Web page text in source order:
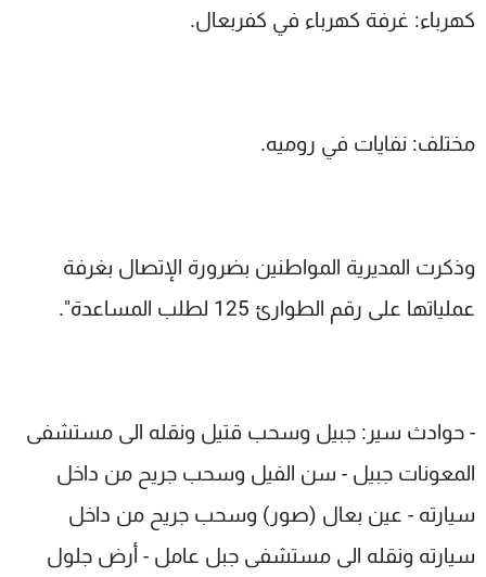
كهرباء: غرفة كهرباء في كفربعال.
مختلف: نفايات في روميه.
وذكرت المديرية المواطنين بضرورة الإتصال بغرفة
عملياتها على رقم الطوارئ 125 لطلب المساعدة".
- حوادث سير: جبيل وسحب قتيل ونقله الى مستشفى
المعونات جبيل - سن الفيل وسحب جريح من داخل
سيارته - عين بعال (صور) وسحب جريح من داخل
سيارته ونقله الى مستشفى جبل عامل - أرض جلول